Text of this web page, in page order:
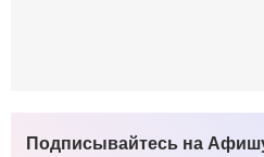
Подписывайтесь на